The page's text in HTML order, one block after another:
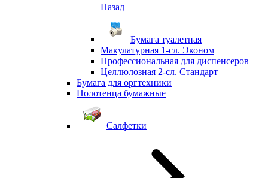
Назад
Бумага туалетная
Макулатурная 1-сл. Эконом
Профессиональная для диспенсеров
Целлюлозная 2-сл. Стандарт
Бумага для оргтехники
Полотенца бумажные
Салфетки